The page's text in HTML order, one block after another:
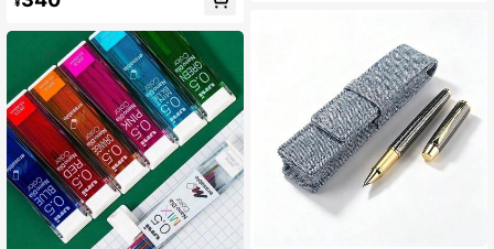
まれています。メカニカル/オートマ
用の芯線の供給。書く、描く、スケ
ッチするなどの細かい作業に適して
います。